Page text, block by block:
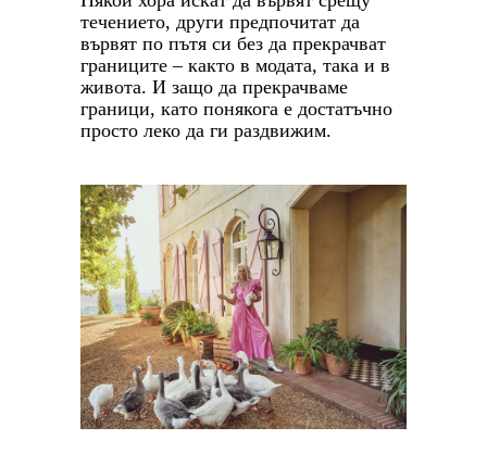
течението, други предпочитат да
вървят по пътя си без да прекрачват
границите – както в модата, така и в
живота. И защо да прекрачваме
граници, като понякога е достатъчно
просто леко да ги раздвижим.